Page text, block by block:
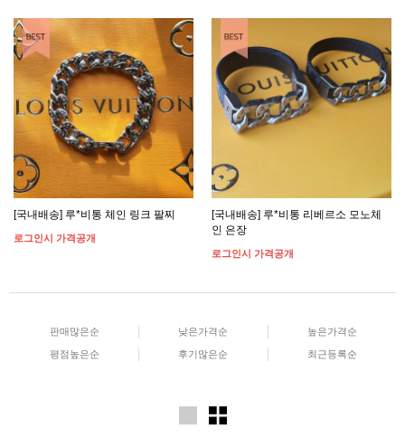
[국내배송] 루*비통 체인 링크 팔찌
로그인시 가격공개
[국내배송] 루*비통 리베르소 모노체
인 은장
로그인시 가격공개
판매많은순 낮은가격순 높은가격순
평점높은순 후기많은순 최근등록순